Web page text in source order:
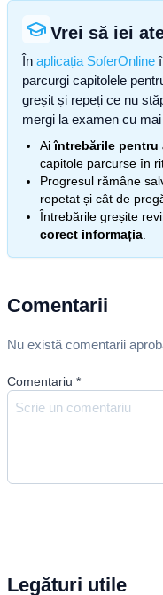
Vrei să iei
În aplicația SoferOnline
parcurgi capitolele
greșit și repeți ce nu
mergi la examen cu
Aiîntrebările pentru
capitole parcurse în
Progresul rămâne
repetat și cât de
Întrebările greșite
corect informația
Comentarii
Nu există comentarii
Comentariu *
Legături utile